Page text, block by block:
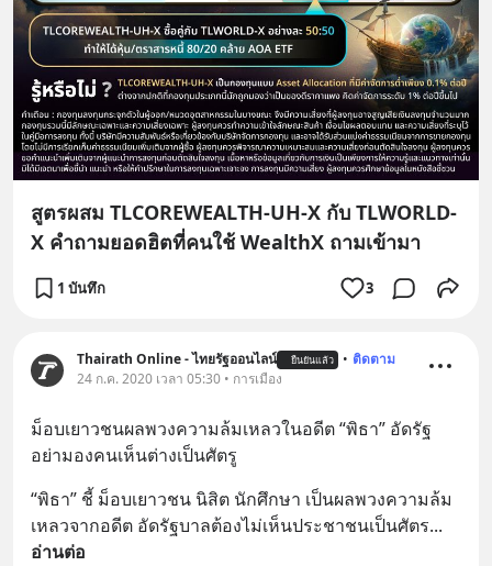
สูตรผสม TLCOREWEALTH-UH-X กับ TLWORLD-
X คำถามยอดฮิตที่คนใช้ WealthX ถามเข้ามา
1 บันทึก 3
Thairath Online - ไทยรัฐออนไลน์ ยืนยันแล้ว • ติดตาม
24 ก.ค. 2020 เวลา 05:30 • การเมือง
ม็อบเยาวชนผลพวงความล้มเหลวในอดีต “พิธา” อัดรัฐ
อย่ามองคนเห็นต่างเป็นศัตรู
“พิธา” ชี้ ม็อบเยาวชน นิสิต นักศึกษา เป็นผลพวงความล้ม
เหลวจากอดีต อัดรัฐบาลต้องไม่เห็นประชาชนเป็นศัตร
อ่านต่อ